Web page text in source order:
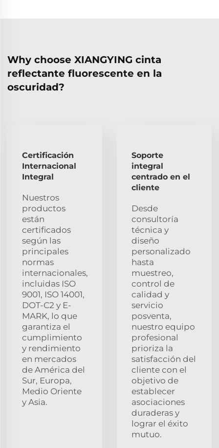
Why choose XIANGYING cinta
reflectante fluorescente en la
oscuridad?
Certificación
Internacional
Integral
Nuestros
productos
están
certificados
según las
principales
normas
internacionales,
incluidas ISO
9001, ISO 14001,
DOT-C2 y E-
MARK, lo que
garantiza el
cumplimiento
y rendimiento
en mercados
de América del
Sur, Europa,
Medio Oriente
y Asia.
Soporte
integral
centrado en el
cliente
Desde
consultoría
técnica y
diseño
personalizado
hasta
muestreo,
control de
calidad y
servicio
posventa,
nuestro equipo
profesional
prioriza la
satisfacción del
cliente con el
objetivo de
establecer
asociaciones
duraderas y
lograr el éxito
mutuo.